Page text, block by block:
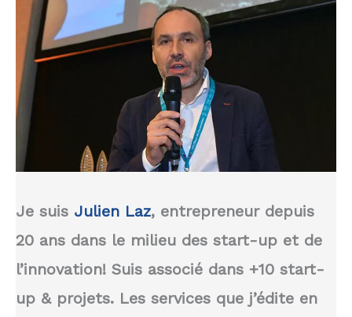
Je suis Julien Laz, entrepreneur depuis
20 ans dans le milieu des start-up et de
l’innovation! Suis associé dans +10 start-
up & projets. Les services que j’édite en